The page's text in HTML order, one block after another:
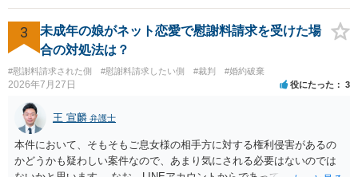
困難 仮に裁判で敗訴した場合でも、分割払いになる可能性はあります
か。 ⇒判決となり敗訴してしまった場合は、強制執行により不動産等
の財産を差し押さえられ、そこから債権回収が図られることになりま
すが、 和解であれば柔軟な解決が可能ですので、その場合は分割払
いにより支払うことも十分可能です。 ⑤ このような事情であれば、私
は120万円のみ和解交渉を続けるべきでしょうか。 ⇒ご相談者様の認
識を前提にすれば、１００万円も含めて返済する必要はないと考えら
れるため、 120万円のみについて交渉を続けることがベターかと存じ
ます。
するデメリットはありますから（経済的、時間的、精神的負担等）、
反対にご自身が、裁判も辞さずという姿勢を示すことで、プラス
に働く可能性は有り得ます。 交渉で解決する多くの場合は、相手
が弁護士に依頼しているケースで、５０万円以下で合意できる場合は
稀であると思います。 通常は、６０万円から８０万円程度になる
ことが多いというのが私の印象です。 ２ 質問② ご記載の内容が
減額を進めるうえでの交渉材料かと思います。 なお、ご自身が離
婚しないことは、交渉材料にはならないかと思いますので、ご注意く
ださい。 また、相手夫婦の婚姻関係が既に破綻していたことや、
相手女性が結婚しているとは知らなかったと主張することもあります
が、 ケースバイケースですので、ご自身の場合にそれらの主張が
3
未成年の娘がネット恋愛で慰謝料請求を受けた場
合の対処法は？
#慰謝料請求された側 #慰謝料請求したい側 #裁判 #婚約破棄
2026年7月27日 役にたった 3
王 宣麟 弁護士
本件において、そもそもご息女様の相手方に対する権利侵害があるの
かどうかも疑わしい案件なので、あまり気にされる必要はないのでは